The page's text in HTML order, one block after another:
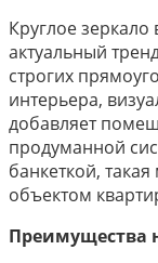
Круглое
актуальный
строгих
интерьера,
добавляет
продуманной
банкеткой,
объектом
Преимущества